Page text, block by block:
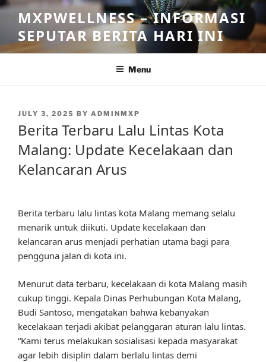
Skip
content
MXPWELLNESS – INFORMASI
SEPUTAR BERITA HARI INI
Menu
POSTED
JULY 3, 2025 BY ADMINMXP
Berita Terbaru Lalu Lintas Kota
Malang: Update Kecelakaan dan
Kelancaran Arus
Berita terbaru lalu lintas kota Malang memang selalu
menarik untuk diikuti. Update kecelakaan dan
kelancaran arus menjadi perhatian utama bagi para
pengguna jalan di kota ini.
Menurut data terbaru, kecelakaan di kota Malang masih
cukup tinggi. Kepala Dinas Perhubungan Kota Malang,
Budi Santoso, mengatakan bahwa kebanyakan
kecelakaan terjadi akibat pelanggaran aturan lalu lintas.
“Kami terus melakukan sosialisasi kepada masyarakat
agar lebih disiplin dalam berlalu lintas demi